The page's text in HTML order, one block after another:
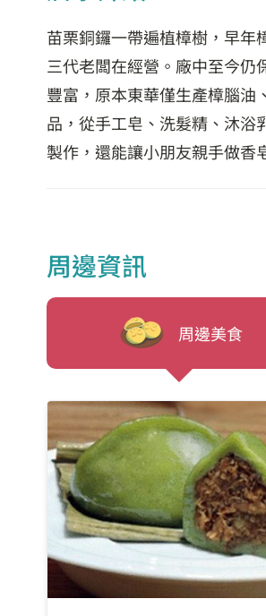
苗栗銅鑼一帶遍植樟樹，早年
三代老闆在經營。廠中至今仍
豐富，原本東華僅生產樟腦油
品，從手工皂、洗髮精、沐浴
製作，還能讓小朋友親手做香
周邊資訊
周邊美食